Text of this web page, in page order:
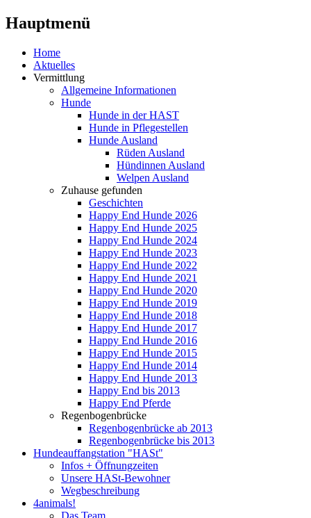
Hauptmenü
Home
Aktuelles
Vermittlung
Allgemeine Informationen
Hunde
Hunde in der HAST
Hunde in Pflegestellen
Hunde Ausland
Rüden Ausland
Hündinnen Ausland
Welpen Ausland
Zuhause gefunden
Geschichten
Happy End Hunde 2026
Happy End Hunde 2025
Happy End Hunde 2024
Happy End Hunde 2023
Happy End Hunde 2022
Happy End Hunde 2021
Happy End Hunde 2020
Happy End Hunde 2019
Happy End Hunde 2018
Happy End Hunde 2017
Happy End Hunde 2016
Happy End Hunde 2015
Happy End Hunde 2014
Happy End Hunde 2013
Happy End bis 2013
Happy End Pferde
Regenbogenbrücke
Regenbogenbrücke ab 2013
Regenbogenbrücke bis 2013
Hundeauffangstation "HASt"
Infos + Öffnungzeiten
Unsere HASt-Bewohner
Wegbeschreibung
4animals!
Das Team